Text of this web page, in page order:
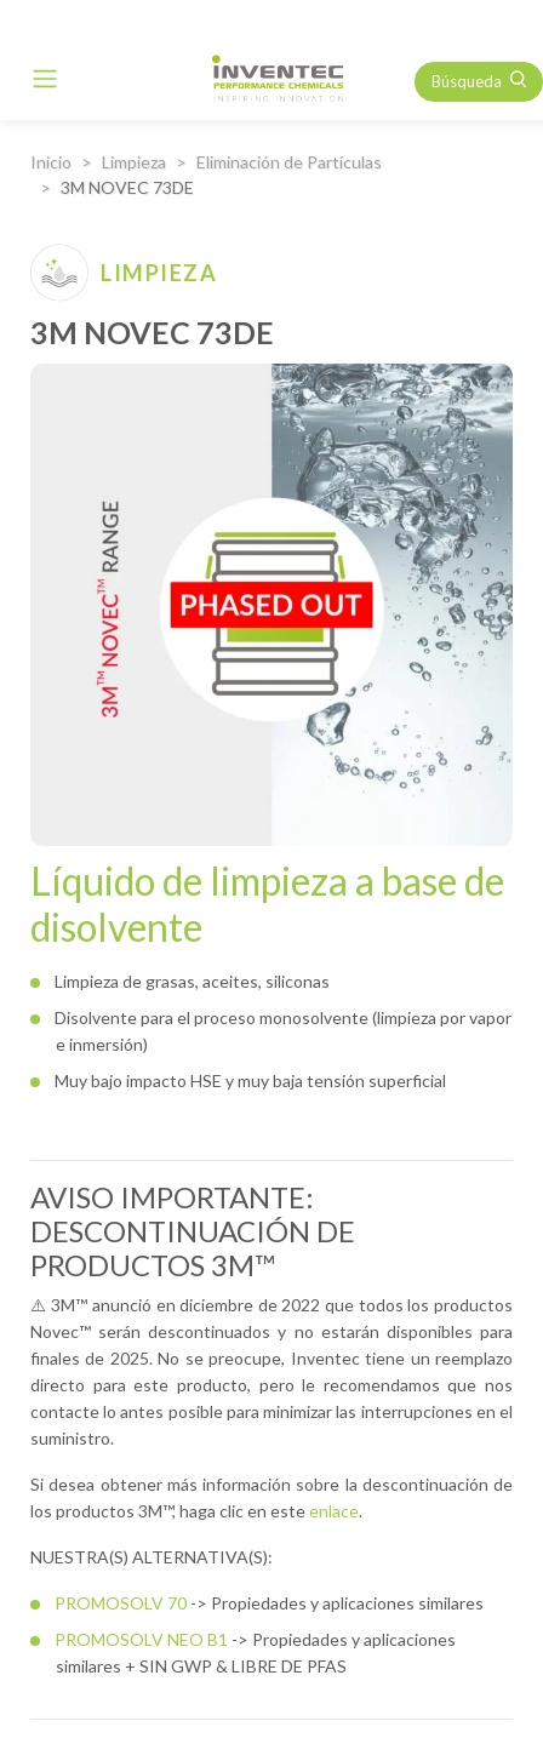
Main Navigation Búsqueda
Inicio Limpieza
Eliminación de Partículas
3M NOVEC 73DE
LIMPIEZA
3M NOVEC 73DE
Líquido de limpieza a base de
disolvente
Limpieza de grasas, aceites, siliconas
Disolvente para el proceso monosolvente (limpieza por vapor
e inmersión)
Muy bajo impacto HSE y muy baja tensión superficial
AVISO IMPORTANTE:
DESCONTINUACIÓN DE
PRODUCTOS 3M™
⚠️ 3M™ anunció en diciembre de 2022 que todos los productos
Novec™ serán descontinuados y no estarán disponibles para
finales de 2025. No se preocupe, Inventec tiene un reemplazo
directo para este producto, pero le recomendamos que nos
contacte lo antes posible para minimizar las interrupciones en el
suministro.
Si desea obtener más información sobre la descontinuación de
los productos 3M™, haga clic en esteenlace.
NUESTRA(S) ALTERNATIVA(S):
PROMOSOLV 70 -> Propiedades y aplicaciones similares
PROMOSOLV NEO B1 -> Propiedades y aplicaciones
similares + SIN GWP & LIBRE DE PFAS